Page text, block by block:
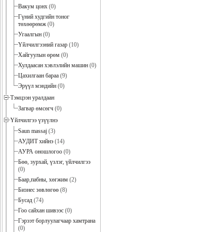
Вакум цонх (0)
Гүний худгийн тоног
төхөөрөмж(0)
Угаалгын (0)
Үйлчилгээний газар (10)
Хайгуулын өрөм (0)
Хулдаасан хэвлэлийн машин (0)
Цахилгаан бараа (9)
Эрүүл мэндийн (0)
Тэмцээн уралдаан
Загвар өмсөгч (0)
Үйлчилгээ үзүүлнэ
Saun massaj (3)
АУДИТ хийнэ (14)
АУРА оношлогоо (0)
Бөө, зурхай, үзлэг, үйлчилгээ
(0)
Баар,пабны, хөгжим (2)
Бизнес зөвлөгөө (8)
Бусад (74)
Гоо сайхан шивээс (0)
Гэрээт борлуулагчаар хамтрана
(0)